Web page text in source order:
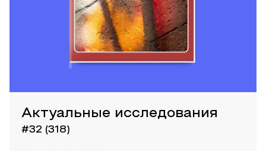
Актуальные исследования
#32 (318)